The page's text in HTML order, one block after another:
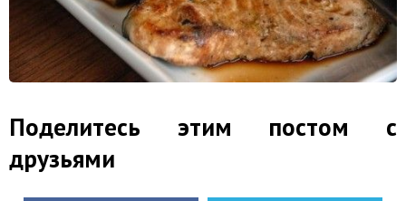
Поделитесь этим постом с
друзьями